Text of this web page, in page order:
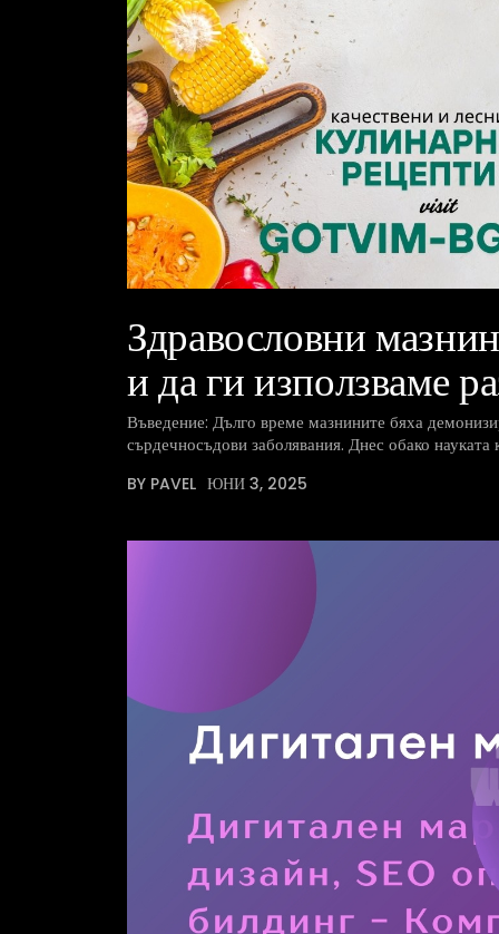
Здравословни
и да ги използваме
Въведение: Дълго време мазнините бяха
сърдечносъдови заболявания. Днес обако науката
BY PAVEL ЮНИ 3, 2025